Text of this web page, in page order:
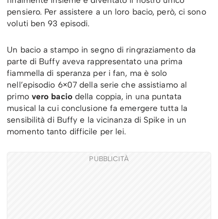
pensiero. Per assistere a un loro bacio, però, ci sono
voluti ben 93 episodi.
Un bacio a stampo in segno di ringraziamento da
parte di Buffy aveva rappresentato una prima
fiammella di speranza per i fan, ma è solo
nell’episodio 6×07 della serie che assistiamo al
primo vero baciodella coppia, in una puntata
musical la cui conclusione fa emergere tutta la
sensibilità di Buffy e la vicinanza di Spike in un
momento tanto difficile per lei.
PUBBLICITÀ